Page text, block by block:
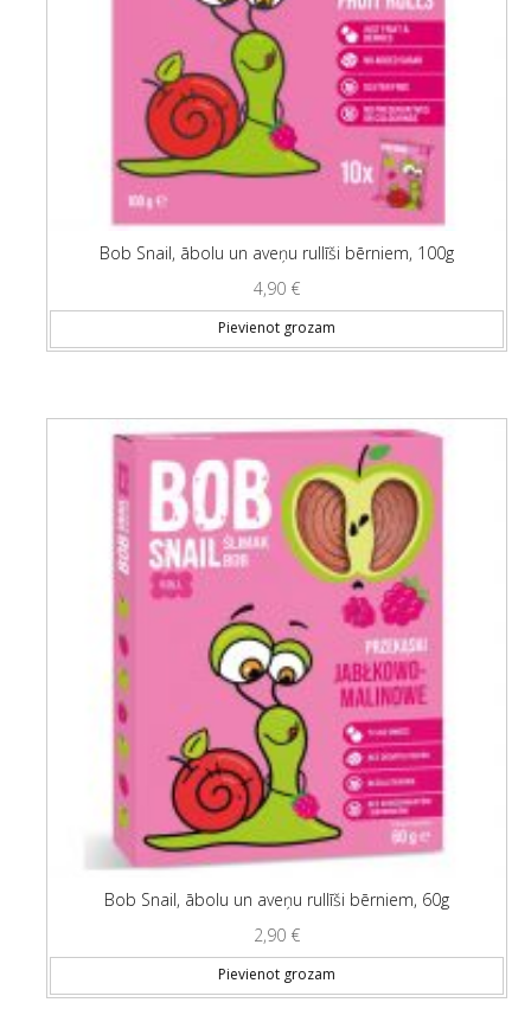
Bob Snail, ābolu un aveņu rullīši bērniem, 100g
4,90 €
Pievienot grozam
Bob Snail, ābolu un aveņu rullīši bērniem, 60g
2,90 €
Pievienot grozam